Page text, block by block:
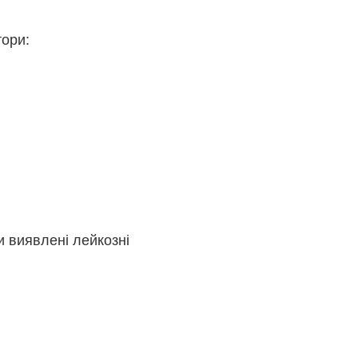
лейкозні